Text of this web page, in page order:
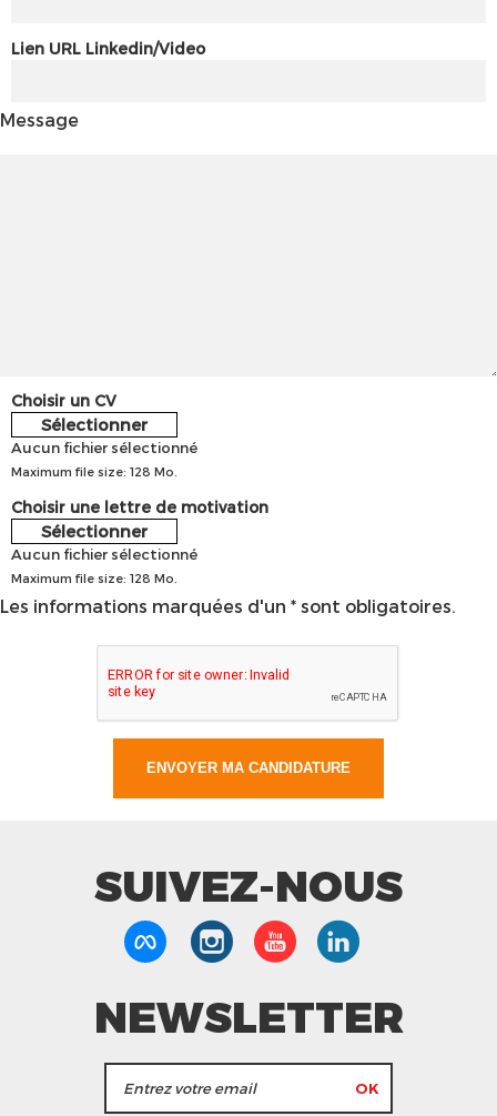
Lien URL Linkedin/Video
Message
Choisir un CV
Sélectionner
Aucun fichier sélectionné
Maximum file size: 128 Mo.
Choisir une lettre de motivation
Sélectionner
Aucun fichier sélectionné
Maximum file size: 128 Mo.
Les informations marquées d'un * sont obligatoires.
SUIVEZ-NOUS
NEWSLETTER